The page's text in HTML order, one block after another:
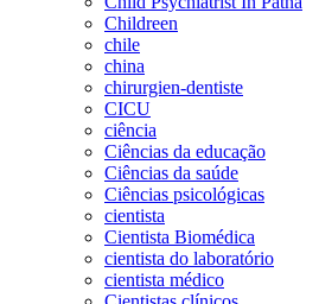
Childreen
chile
china
chirurgien-dentiste
CICU
ciência
Ciências da educação
Ciências da saúde
Ciências psicológicas
cientista
Cientista Biomédica
cientista do laboratório
cientista médico